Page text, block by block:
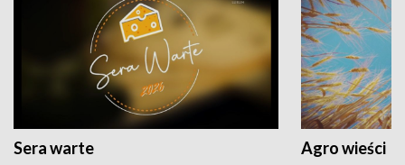
Sera warte Agro wieści